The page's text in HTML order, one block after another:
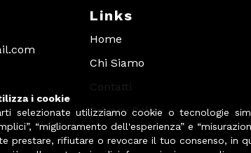
Links
Home
Chi Siamo
Contatti
Privacy Policy
i cookie
selezionate utilizziamo cookie o tecnologie
“miglioramento dell'esperienza” e
prestare, rifiutare o revocare il tuo consenso, in